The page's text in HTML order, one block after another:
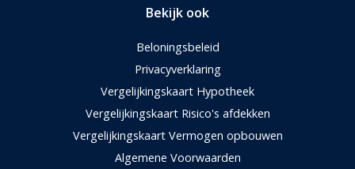
Bekijk ook
Beloningsbeleid
Privacyverklaring
Vergelijkingskaart Hypotheek
Vergelijkingskaart Risico's afdekken
Vergelijkingskaart Vermogen opbouwen
Algemene Voorwaarden